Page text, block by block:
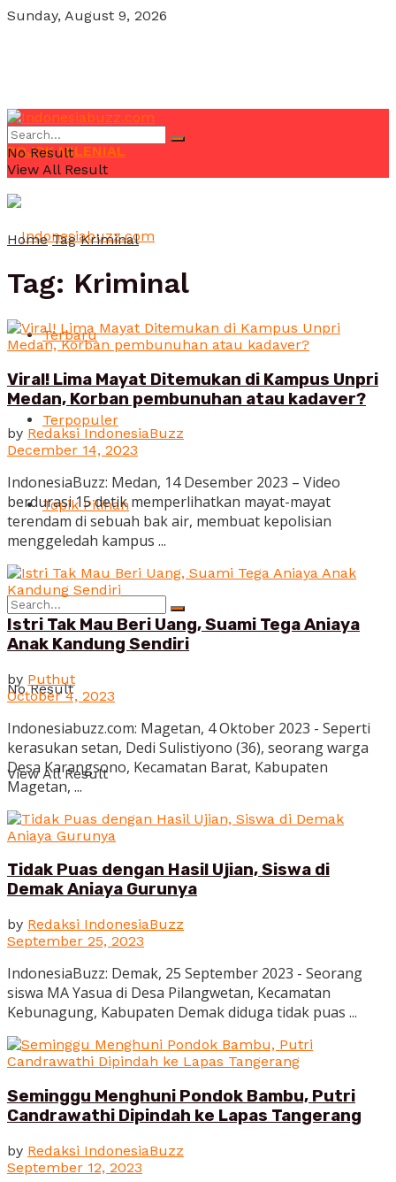
Sunday, August 9, 2026
POJOK MILENIAL
Terbaru
Terpopuler
Topik Pilihan
No Result
View All Result
No Result
View All Result
Home Tag Kriminal
Tag: Kriminal
Viral! Lima Mayat Ditemukan di Kampus Unpri
Medan, Korban pembunuhan atau kadaver?
by Redaksi IndonesiaBuzz
December 14, 2023
IndonesiaBuzz: Medan, 14 Desember 2023 – Video
berdurasi 15 detik memperlihatkan mayat-mayat
terendam di sebuah bak air, membuat kepolisian
menggeledah kampus ...
Istri Tak Mau Beri Uang, Suami Tega Aniaya
Anak Kandung Sendiri
by Puthut
October 4, 2023
Indonesiabuzz.com: Magetan, 4 Oktober 2023 - Seperti
kerasukan setan, Dedi Sulistiyono (36), seorang warga
Desa Karangsono, Kecamatan Barat, Kabupaten
Magetan, ...
Tidak Puas dengan Hasil Ujian, Siswa di
Demak Aniaya Gurunya
by Redaksi IndonesiaBuzz
September 25, 2023
IndonesiaBuzz: Demak, 25 September 2023 - Seorang
siswa MA Yasua di Desa Pilangwetan, Kecamatan
Kebunagung, Kabupaten Demak diduga tidak puas ...
Seminggu Menghuni Pondok Bambu, Putri
Candrawathi Dipindah ke Lapas Tangerang
by Redaksi IndonesiaBuzz
September 12, 2023